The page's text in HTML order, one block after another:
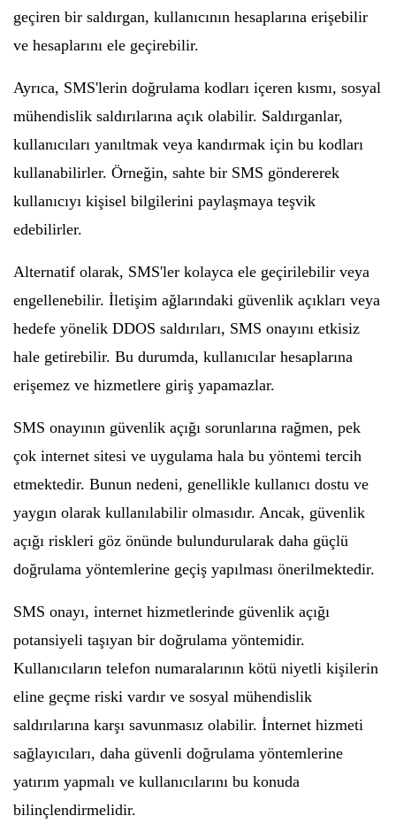
geçiren bir saldırgan, kullanıcının hesaplarına erişebilir
ve hesaplarını ele geçirebilir.
Ayrıca, SMS'lerin doğrulama kodları içeren kısmı, sosyal
mühendislik saldırılarına açık olabilir. Saldırganlar,
kullanıcıları yanıltmak veya kandırmak için bu kodları
kullanabilirler. Örneğin, sahte bir SMS göndererek
kullanıcıyı kişisel bilgilerini paylaşmaya teşvik
edebilirler.
Alternatif olarak, SMS'ler kolayca ele geçirilebilir veya
engellenebilir. İletişim ağlarındaki güvenlik açıkları veya
hedefe yönelik DDOS saldırıları, SMS onayını etkisiz
hale getirebilir. Bu durumda, kullanıcılar hesaplarına
erişemez ve hizmetlere giriş yapamazlar.
SMS onayının güvenlik açığı sorunlarına rağmen, pek
çok internet sitesi ve uygulama hala bu yöntemi tercih
etmektedir. Bunun nedeni, genellikle kullanıcı dostu ve
yaygın olarak kullanılabilir olmasıdır. Ancak, güvenlik
açığı riskleri göz önünde bulundurularak daha güçlü
doğrulama yöntemlerine geçiş yapılması önerilmektedir.
SMS onayı, internet hizmetlerinde güvenlik açığı
potansiyeli taşıyan bir doğrulama yöntemidir.
Kullanıcıların telefon numaralarının kötü niyetli kişilerin
eline geçme riski vardır ve sosyal mühendislik
saldırılarına karşı savunmasız olabilir. İnternet hizmeti
sağlayıcıları, daha güvenli doğrulama yöntemlerine
yatırım yapmalı ve kullanıcılarını bu konuda
bilinçlendirmelidir.